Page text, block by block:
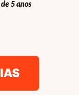
5 anos